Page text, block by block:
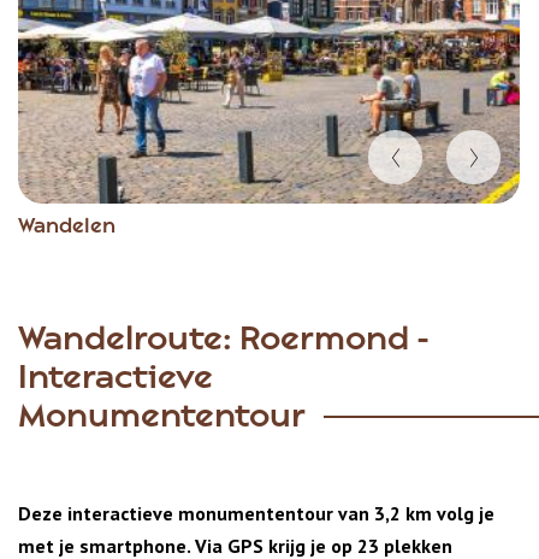
Wandelen
Item
Wandelroute: Roermond -
Interactieve
Monumententour
Deze interactieve monumententour van 3,2 km volg je
met je smartphone. Via GPS krijg je op 23 plekken